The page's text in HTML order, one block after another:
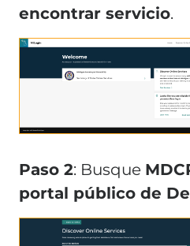
encontrar servicio.
Paso 2: Busque
portal público de